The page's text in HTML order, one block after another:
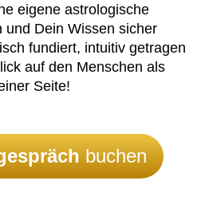
eigene astrologische
und Dein Wissen sicher
fundiert, intuitiv getragen
auf den Menschen als
Seite!
buchen